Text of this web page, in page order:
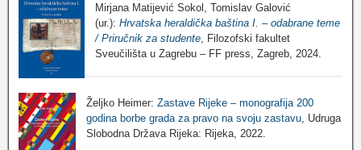
Mirjana Matijević Sokol, Tomislav Galović
(ur.): Hrvatska heraldička baština I. – odabrane teme
/ Priručnik za studente, Filozofski fakultet
Sveučilišta u Zagrebu – FF press, Zagreb, 2024.
Željko Heimer: Zastave Rijeke – monografija 200
godina borbe grada za pravo na svoju zastavu, Udruga
Slobodna Država Rijeka: Rijeka, 2022.